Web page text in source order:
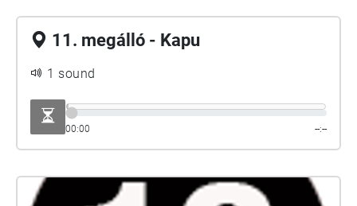
pesti gettó küzdelme a túlélésért / Tim Cole:
Holocaust city / A budapesti gettó
emlékezete,szerkesztő: Dombi Gábor
11. megálló - Kapu
1 sound
00:00 --:--